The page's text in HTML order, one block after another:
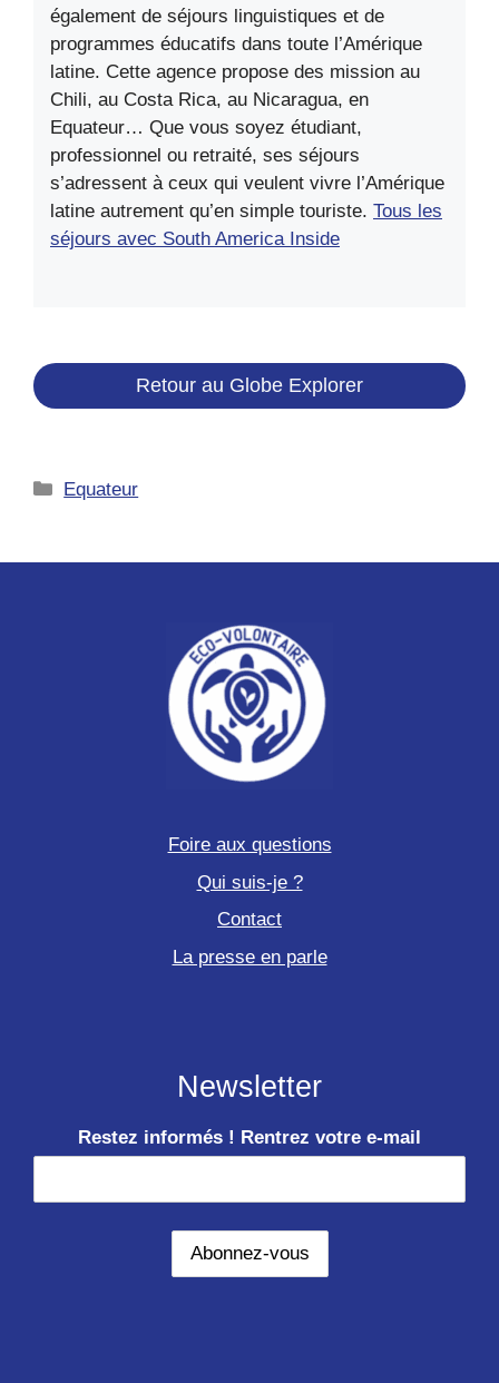
également de séjours linguistiques et de
programmes éducatifs dans toute l’Amérique
latine. Cette agence propose des mission au
Chili, au Costa Rica, au Nicaragua, en
Equateur… Que vous soyez étudiant,
professionnel ou retraité, ses séjours
s’adressent à ceux qui veulent vivre l’Amérique
latine autrement qu’en simple touriste. Tous les
séjours avec South America Inside
Retour au Globe Explorer
Catégories
Equateur
Foire aux questions
Qui suis-je ?
Contact
La presse en parle
Newsletter
Restez informés ! Rentrez votre e-mail